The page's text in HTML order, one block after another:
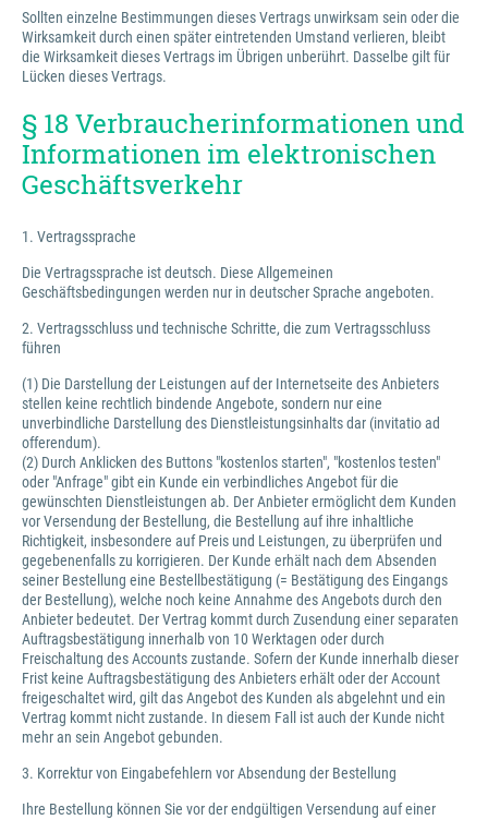
Sollten einzelne Bestimmungen dieses Vertrags unwirksam sein oder die
Wirksamkeit durch einen später eintretenden Umstand verlieren, bleibt
die Wirksamkeit dieses Vertrags im Übrigen unberührt. Dasselbe gilt für
Lücken dieses Vertrags.
§ 18 Verbraucherinformationen und
Informationen im elektronischen
Geschäftsverkehr
1. Vertragssprache
Die Vertragssprache ist deutsch. Diese Allgemeinen
Geschäftsbedingungen werden nur in deutscher Sprache angeboten.
2. Vertragsschluss und technische Schritte, die zum Vertragsschluss
führen
(1) Die Darstellung der Leistungen auf der Internetseite des Anbieters
stellen keine rechtlich bindende Angebote, sondern nur eine
unverbindliche Darstellung des Dienstleistungsinhalts dar (invitatio ad
offerendum).
(2) Durch Anklicken des Buttons "kostenlos starten", "kostenlos testen"
oder "Anfrage" gibt ein Kunde ein verbindliches Angebot für die
gewünschten Dienstleistungen ab. Der Anbieter ermöglicht dem Kunden
vor Versendung der Bestellung, die Bestellung auf ihre inhaltliche
Richtigkeit, insbesondere auf Preis und Leistungen, zu überprüfen und
gegebenenfalls zu korrigieren. Der Kunde erhält nach dem Absenden
seiner Bestellung eine Bestellbestätigung (= Bestätigung des Eingangs
der Bestellung), welche noch keine Annahme des Angebots durch den
Anbieter bedeutet. Der Vertrag kommt durch Zusendung einer separaten
Auftragsbestätigung innerhalb von 10 Werktagen oder durch
Freischaltung des Accounts zustande. Sofern der Kunde innerhalb dieser
Frist keine Auftragsbestätigung des Anbieters erhält oder der Account
freigeschaltet wird, gilt das Angebot des Kunden als abgelehnt und ein
Vertrag kommt nicht zustande. In diesem Fall ist auch der Kunde nicht
mehr an sein Angebot gebunden.
3. Korrektur von Eingabefehlern vor Absendung der Bestellung
Ihre Bestellung können Sie vor der endgültigen Versendung auf einer